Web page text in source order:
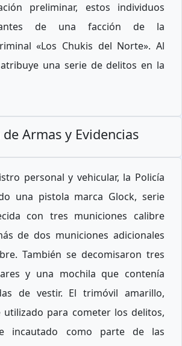
preliminar, estos individuos
de una facción de la
«Los Chukis del Norte». Al
una serie de delitos en la
Armas y Evidencias
personal y vehicular, la Policía
una pistola marca Glock, serie
con tres municiones calibre
de dos municiones adicionales
También se decomisaron tres
y una mochila que contenía
de vestir. El trimóvil amarillo,
utilizado para cometer los delitos,
incautado como parte de las